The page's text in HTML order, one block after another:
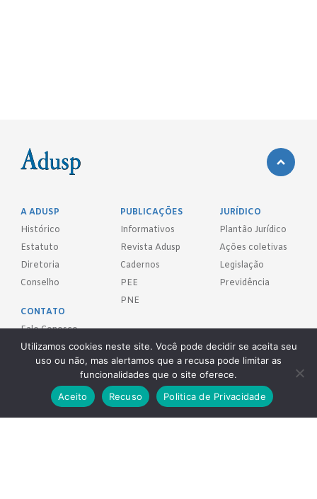
A ADUSP
Histórico
Estatuto
Diretoria
Conselho
PUBLICAÇÕES
Informativos
Revista Adusp
Cadernos
PEE
PNE
JURÍDICO
Plantão Jurídico
Ações coletivas
Legislação
Previdência
CONTATO
Fale Conosco
FILIE-SE!
REDES SOCIAIS
Utilizamos cookies neste site. Você pode decidir se aceita seu
uso ou não, mas alertamos que a recusa pode limitar as
funcionalidades que o site oferece.
Aceito
Recuso Politica de Privacidade